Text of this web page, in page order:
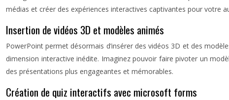
médias et créer des expériences interactives captivantes pour votre
Insertion de vidéos 3D et modèles animés
PowerPoint permet désormais d’insérer des vidéos 3D et des
dimension interactive inédite. Imaginez pouvoir faire pivoter un
des présentations plus engageantes et mémorables.
Création de quiz interactifs avec microsoft forms